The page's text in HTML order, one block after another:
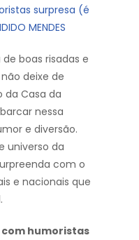
surpresa (é
MENDES
boas risadas e
deixe de
da Casa da
nessa
e diversão.
universo da
com o
e nacionais que
com humoristas